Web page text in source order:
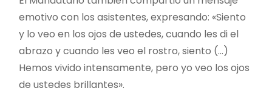
emotivo con los asistentes, expresando: «Siento
y lo veo en los ojos de ustedes, cuando les di el
abrazo y cuando les veo el rostro, siento (…)
Hemos vivido intensamente, pero yo veo los ojos
de ustedes brillantes».